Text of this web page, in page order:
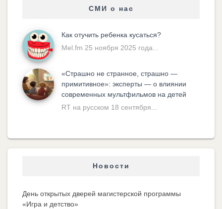
СМИ о нас
Как отучить ребенка кусаться?
Mel.fm 25 ноября 2025 года...
«Cтрашно не странное, страшно —
примитивное»: эксперты — о влиянии
современных мультфильмов на детей
RT на русском 18 сентября...
Новости
День открытых дверей магистерской программы
«Игра и детство»